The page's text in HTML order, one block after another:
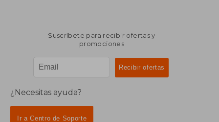
Suscríbete para recibir ofertas y
promociones
¿Necesitas ayuda?
Ir a Centro de Soporte